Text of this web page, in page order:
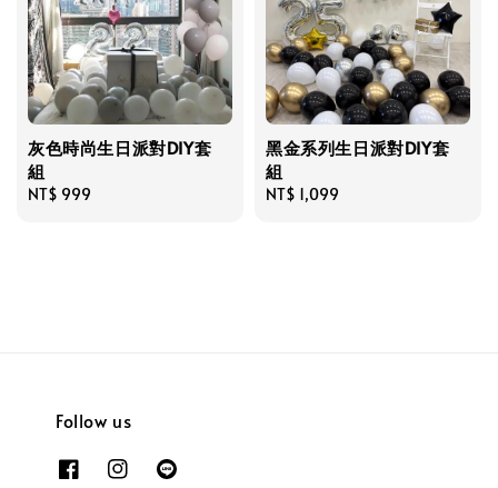
灰色時尚生日派對DIY套
組
Regular
NT$ 999
黑金系列生日派對DIY套
組
Regular
NT$ 1,099
Follow us